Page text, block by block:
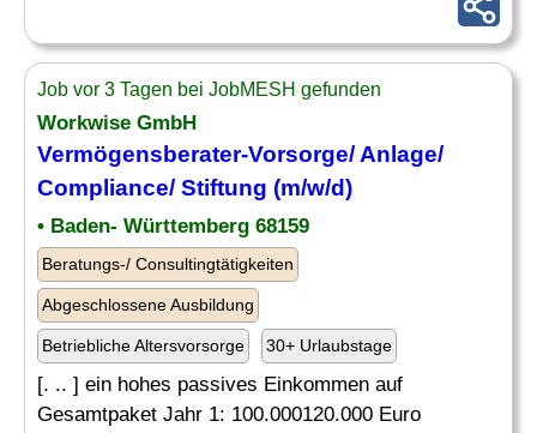
Job vor 3 Tagen bei JobMESH gefunden
Workwise GmbH
Vermögensberater-Vorsorge/ Anlage/
Compliance/ Stiftung (m/w/d)
• Baden- Württemberg 68159
Beratungs-/ Consultingtätigkeiten
Abgeschlossene Ausbildung
Betriebliche Altersvorsorge 30+ Urlaubstage
[. .. ] ein hohes passives Einkommen auf
Gesamtpaket Jahr 1: 100.000120.000 Euro